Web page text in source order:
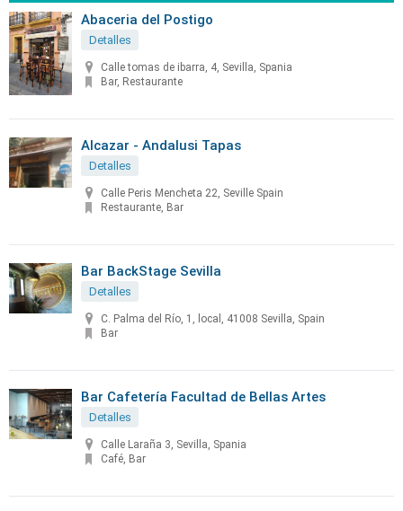
Abaceria del Postigo
Detalles
Calle tomas de ibarra, 4, Sevilla, Spania
Bar, Restaurante
Alcazar - Andalusi Tapas
Detalles
Calle Peris Mencheta 22, Seville Spain
Restaurante, Bar
Bar BackStage Sevilla
Detalles
C. Palma del Río, 1, local, 41008 Sevilla, Spain
Bar
Bar Cafetería Facultad de Bellas Artes
Detalles
Calle Laraña 3, Sevilla, Spania
Café, Bar